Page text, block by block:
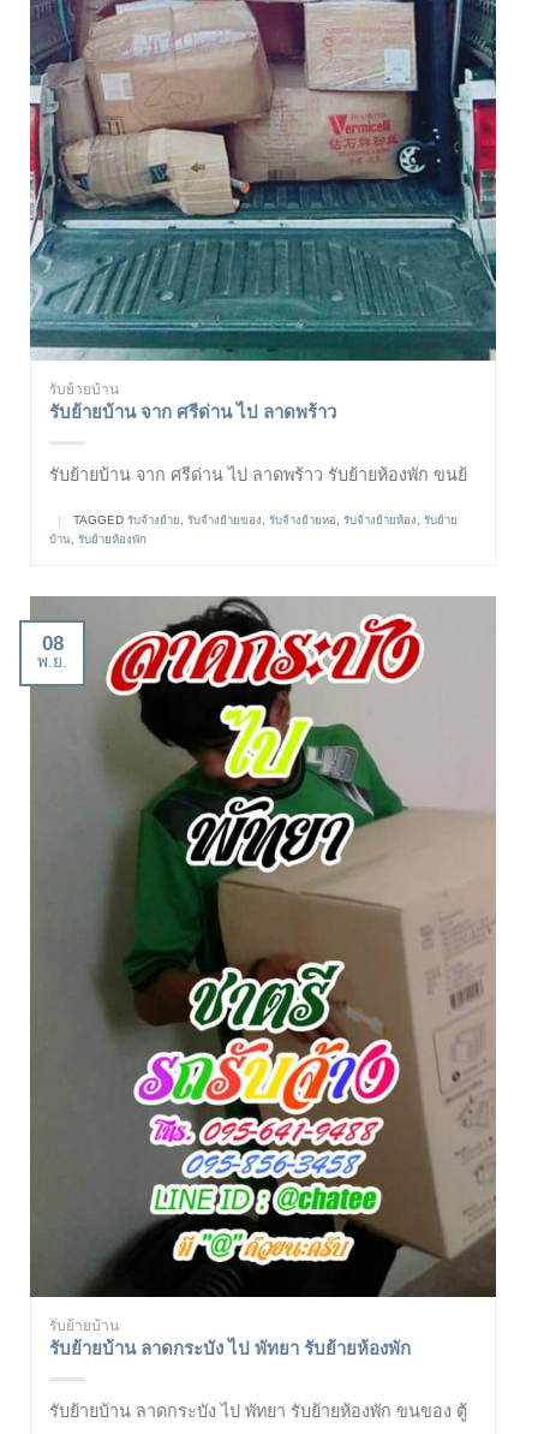
รับย้ายบ้าน
รับย้ายบ้าน จาก ศรีด่าน ไป ลาดพร้าว
รับย้ายบ้าน จาก ศรีด่าน ไป ลาดพร้าว รับย้ายห้องพัก ขนย้
| TAGGED รับจ้างย้าย, รับจ้างย้ายของ, รับจ้างย้ายหอ, รับจ้างย้ายห้อง, รับย้าย
บ้าน, รับย้ายห้องพัก
08
พ.ย.
รับย้ายบ้าน
รับย้ายบ้าน ลาดกระบัง ไป พัทยา รับย้ายห้องพัก
รับย้ายบ้าน ลาดกระบัง ไป พัทยา รับย้ายห้องพัก ขนของ ตู้